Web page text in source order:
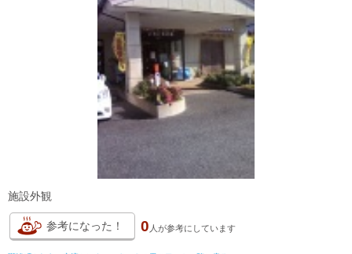
施設外観
参考になった！ 0 人が参考にしています